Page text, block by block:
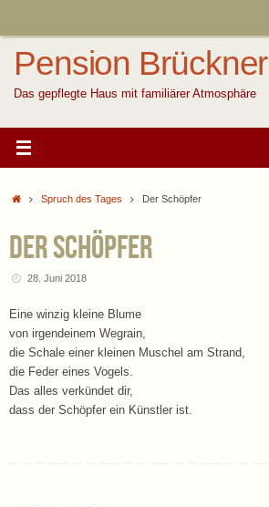
Pension Brückner
Das gepflegte Haus mit familiärer Atmosphäre
StartSpruch des Tages Der Schöpfer
Der Schöpfer
28. Juni 2018
Eine winzig kleine Blume
von irgendeinem Wegrain,
die Schale einer kleinen Muschel am Strand,
die Feder eines Vogels.
Das alles verkündet dir,
dass der Schöpfer ein Künstler ist.